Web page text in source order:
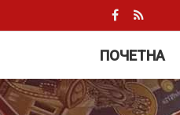
ПОЧЕТНА